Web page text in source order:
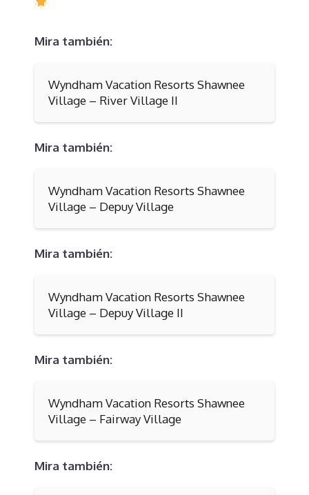
Mira también:
Wyndham Vacation Resorts Shawnee
Village – River Village II
Mira también:
Wyndham Vacation Resorts Shawnee
Village – Depuy Village
Mira también:
Wyndham Vacation Resorts Shawnee
Village – Depuy Village II
Mira también:
Wyndham Vacation Resorts Shawnee
Village – Fairway Village
Mira también: